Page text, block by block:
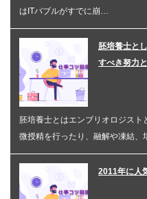
はITバブルがすでに崩…
胚培養士と
すべき努力
胚培養士とはエンブリオロジス
微授精を行ったり、融解や凍結、
2011年に人